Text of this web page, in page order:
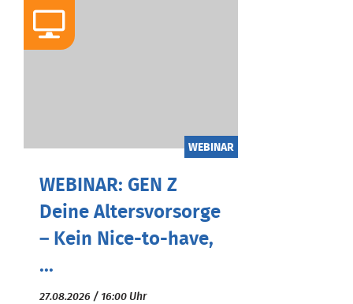
WEBINAR
WEBINAR: GEN Z
Deine Altersvorsorge
– Kein Nice-to-have,
...
27.08.2026 / 16:00 Uhr